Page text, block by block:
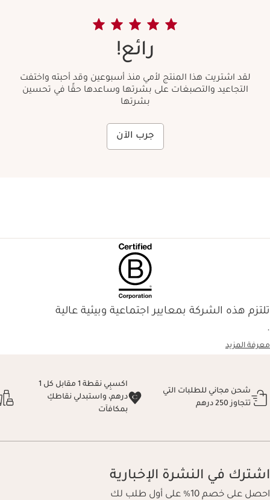
رائع!
لقد اشتريت هذا المنتج لأمي منذ أسبوعين وقد أحبته واختفت
التجاعيد والتصبغات على بشرتها وساعدها حقًا في تحسين
بشرتها
جرب الآن
تلتزم هذه الشركة بمعايير اجتماعية وبيئية عالية
.
معرفة المزيد
شحن مجاني للطلبات التي
تتجاوز 250 درهم
اكسبِي نقطة 1 مقابل كل 1
درهم، واستبدلي نقاطكِ
بمكافآت
اشترك في النشرة الإخبارية
احصل على خصم 10% على أول طلب لك